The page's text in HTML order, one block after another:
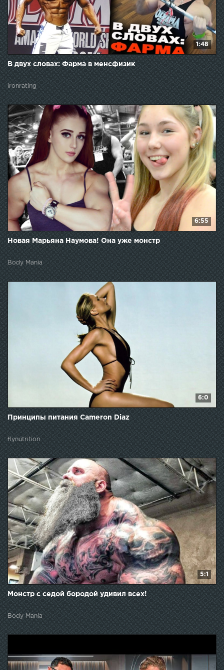
1:48
В двух словах: Фарма в менсфизик
ironrating
6:55
Новая Марьяна Наумова! Она уже монстр
Body Mania
6:0
Принципы питания Cameron Diaz
flynutrition
5:1
Монстр с седой бородой удивил всех!
Body Mania